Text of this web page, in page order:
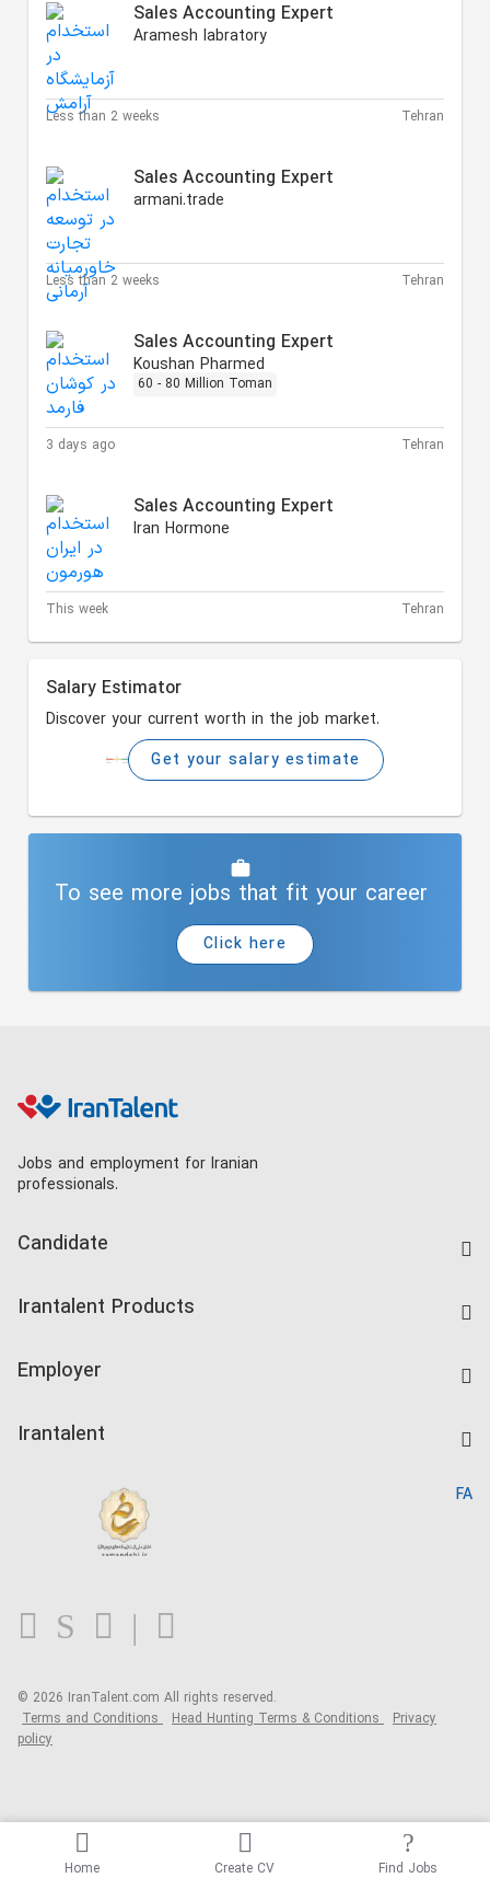
Sales Accounting Expert
Aramesh labratory
Less than 2 weeks Tehran
Sales Accounting Expert
armani.trade
Less than 2 weeks Tehran
Sales Accounting Expert
Koushan Pharmed
60 - 80 Million Toman
3 days ago Tehran
Sales Accounting Expert
Iran Hormone
This week Tehran
Salary Estimator
Discover your current worth in the job market.
Get your salary estimate
To see more jobs that fit your career
Click here
Jobs and employment for Iranian
professionals.
Candidate
Companies Rate
Irantalent Products
Kardix
Employer
Irantalent
Blog
FA
© 2026 IranTalent.com All rights reserved.
Terms and Conditions Head Hunting Terms & Conditions Privacy
policy
Home Create CV Find Jobs